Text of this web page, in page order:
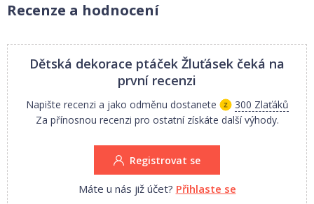
Recenze a hodnocení
Dětská dekorace ptáček Žluťásek čeká na
první recenzi
Napište recenzi a jako odměnu dostanete
300 Zlaťáků
Za přínosnou recenzi pro ostatní získáte další výhody.
Registrovat se
Máte u nás již účet? Přihlaste se